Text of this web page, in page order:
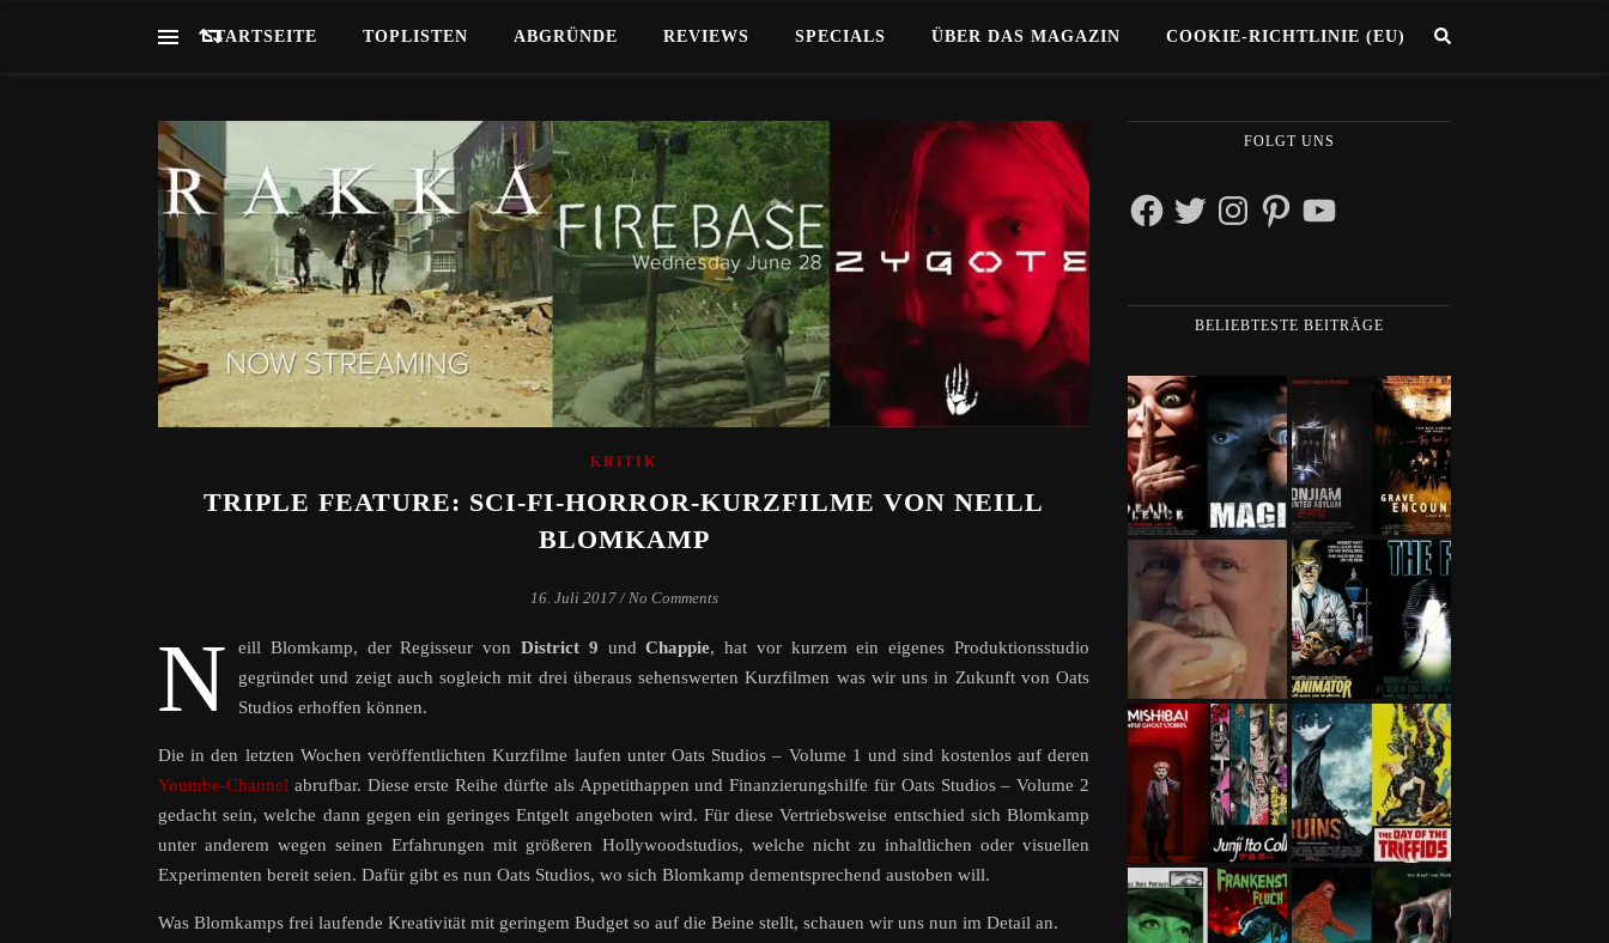
STARTSEITE TOPLISTEN ABGRÜNDE REVIEWS SPECIALS ÜBER DAS MAGAZIN COOKIE-RICHTLINIE (EU)
KRITIK
TRIPLE FEATURE: SCI-FI-HORROR-KURZFILME VON NEILL
BLOMKAMP
16. Juli 2017 / No Comments
N eill Blomkamp, der Regisseur von District 9 undChappie, hat vor kurzem ein eigenes Produktionsstudio
gegründet und zeigt auch sogleich mit drei überaus sehenswerten Kurzfilmen was wir uns in Zukunft von Oats
Studios erhoffen können.
Die in den letzten Wochen veröffentlichten Kurzfilme laufen unter Oats Studios – Volume 1 und sind kostenlos auf deren
Youtube-Channel abrufbar. Diese erste Reihe dürfte als Appetithappen und Finanzierungshilfe für Oats Studios – Volume 2
gedacht sein, welche dann gegen ein geringes Entgelt angeboten wird. Für diese Vertriebsweise entschied sich Blomkamp
unter anderem wegen seinen Erfahrungen mit größeren Hollywoodstudios, welche nicht zu inhaltlichen oder visuellen
Experimenten bereit seien. Dafür gibt es nun Oats Studios, wo sich Blomkamp dementsprechend austoben will.
Was Blomkamps frei laufende Kreativität mit geringem Budget so auf die Beine stellt, schauen wir uns nun im Detail an.
FOLGT UNS
FacebookTwitterInstagramPinterestYouTube
BELIEBTESTE BEITRÄGE